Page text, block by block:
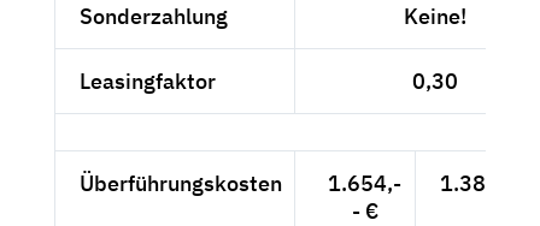
Sonderzahlung Keine!
Leasingfaktor 0,30
Überführungskosten
1.654,-
- €
1.389,92